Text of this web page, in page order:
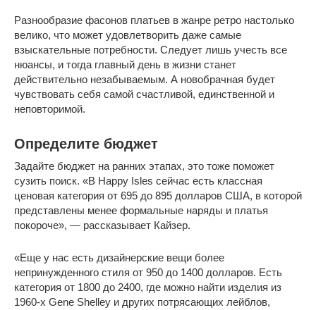
Разнообразие фасонов платьев в жанре ретро настолько
велико, что может удовлетворить даже самые
взыскательные потребности. Следует лишь учесть все
нюансы, и тогда главный день в жизни станет
действительно незабываемым. А новобрачная будет
чувствовать себя самой счастливой, единственной и
неповторимой.
Определите бюджет
Задайте бюджет на ранних этапах, это тоже поможет
сузить поиск. «В Happy Isles сейчас есть классная
ценовая категория от 695 до 895 долларов США, в которой
представлены менее формальные наряды и платья
покороче», — рассказывает Кайзер.
«Еще у нас есть дизайнерские вещи более
непринужденного стиля от 950 до 1400 долларов. Есть
категория от 1800 до 2400, где можно найти изделия из
1960-х Gene Shelley и других потрясающих лейблов,